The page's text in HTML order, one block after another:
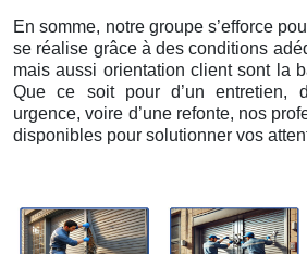
En somme, notre groupe s’efforce
se réalise grâce à des conditions
mais aussi orientation client sont la
Que ce soit pour d’un entretien,
urgence, voire d’une refonte, nos
disponibles pour solutionner vos